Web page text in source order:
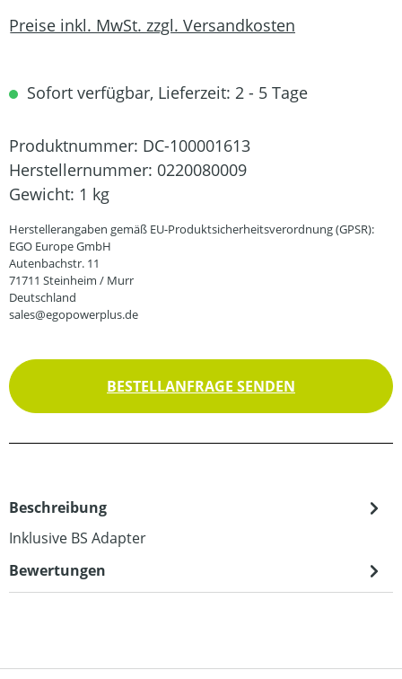
Preise inkl. MwSt. zzgl. Versandkosten
Sofort verfügbar, Lieferzeit: 2 - 5 Tage
Produktnummer: DC-100001613
Herstellernummer: 0220080009
Gewicht: 1 kg
Herstellerangaben gemäß EU-Produktsicherheitsverordnung (GPSR):
EGO Europe GmbH
Autenbachstr. 11
71711 Steinheim / Murr
Deutschland
sales@egopowerplus.de
BESTELLANFRAGE SENDEN
Beschreibung
Inklusive BS Adapter
Bewertungen